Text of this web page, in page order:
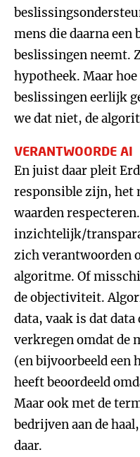
mens die daarna
beslissingen neemt.
hypotheek. Maar
beslissingen eerlijk
we dat niet, de
VERANTWOORDE AI
En juist daar pleit
responsible zijn, het
waarden
inzichtelijk/
zich verantwoorden
algoritme. Of
de objectiviteit.
data, vaak is dat
verkregen omdat de
(en bijvoorbeeld een
heeft beoordeeld
Maar ook met de
bedrijven aan de
daar.